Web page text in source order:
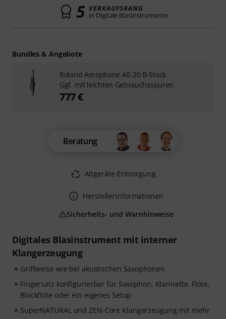
Digitales Blasinstrument mit interner
Klangerzeugung
Griffweise wie bei akustischen Saxophonen
Fingersatz konfigurierbar für Saxophon, Klarinette, Flöte,
Blockflöte oder ein eigenes Setup
SuperNATURAL und ZEN-Core Klangerzeugung mit mehr
5 VERKAUFSRANG
in Digitale Blasinstrumente
Beratung
Altgeräte-Entsorgung
Herstellerinformationen
Sicherheits- und Warnhinweise
Bundles & Angebote
Roland Aerophone AE-20 B-Stock
Ggf. mit leichten Gebrauchsspuren
777 €